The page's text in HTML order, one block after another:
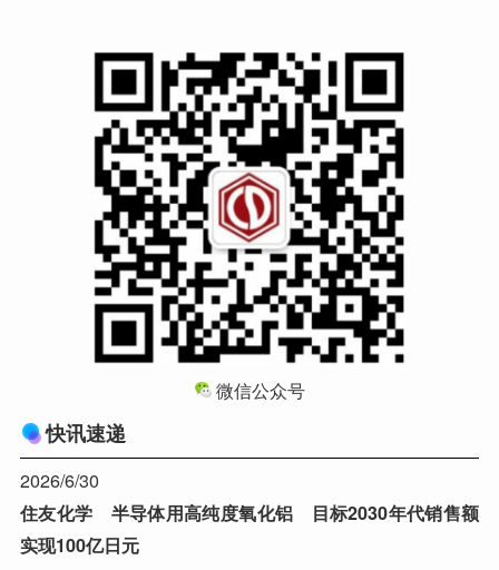
微信公众号
快讯速递
2026/6/30
住友化学 半导体用高纯度氧化铝 目标2030年代销售额
实现100亿日元